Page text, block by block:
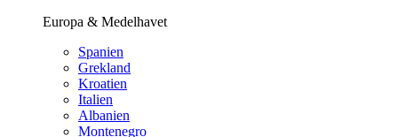
Europa & Medelhavet
Spanien
Grekland
Kroatien
Italien
Albanien
Montenegro